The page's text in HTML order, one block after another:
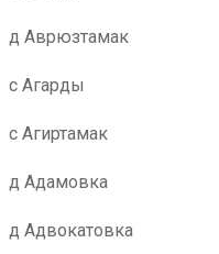
д Аврюзтамак
с Агарды
с Агиртамак
д Адамовка
д Адвокатовка